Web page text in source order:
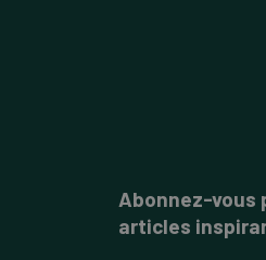
Abonnez-vous
articles